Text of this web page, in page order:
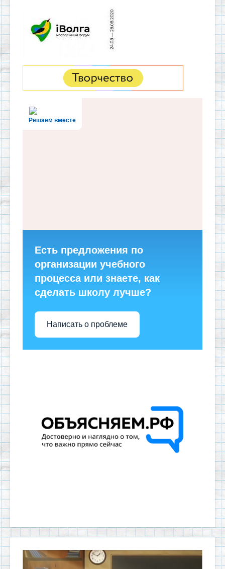
Решаем вместе
Есть предложения по
организации учебного
процесса или знаете, как
сделать школу лучше?
Написать о проблеме